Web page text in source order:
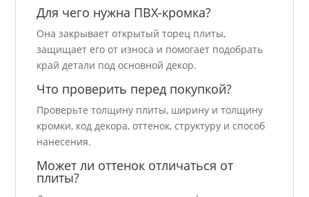
Для чего нужна ПВХ-кромка?
Она закрывает открытый торец плиты,
защищает его от износа и помогает подобрать
край детали под основной декор.
Что проверить перед покупкой?
Проверьте толщину плиты, ширину и толщину
кромки, код декора, оттенок, структуру и способ
нанесения.
Может ли оттенок отличаться от
плиты?